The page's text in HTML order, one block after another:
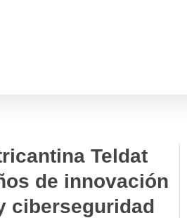
Teldat
de innovación
ciberseguridad